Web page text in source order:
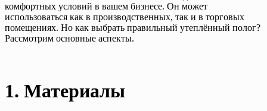
комфортных условий в вашем бизнесе. Он может
использоваться как в производственных, так и в торговых
помещениях. Но как выбрать правильный утеплённый полог?
Рассмотрим основные аспекты.
1. Материалы